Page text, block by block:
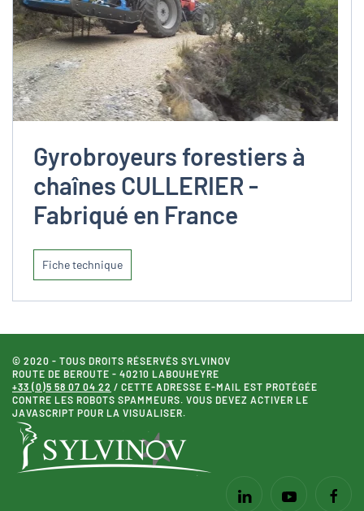
Gyrobroyeurs forestiers à
chaînes CULLERIER -
Fabriqué en France
Fiche technique
© 2020 - TOUS DROITS RÉSERVÉS SYLVINOV
ROUTE DE BEROUTE - 40210 LABOUHEYRE
+33 (0)5 58 07 04 22 / CETTE ADRESSE E-MAIL EST PROTÉGÉE
CONTRE LES ROBOTS SPAMMEURS. VOUS DEVEZ ACTIVER LE
JAVASCRIPT POUR LA VISUALISER.